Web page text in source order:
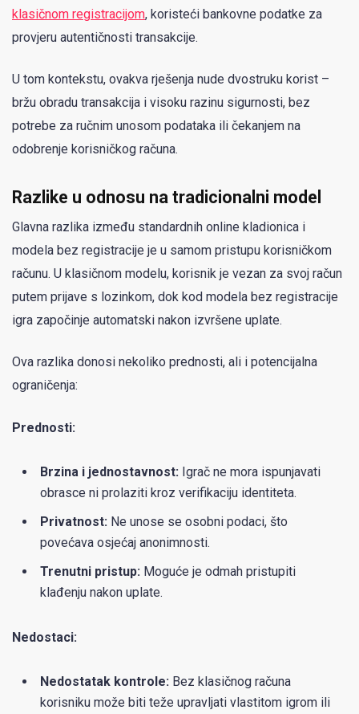
klasičnom registracijom, koristeći bankovne podatke za
provjeru autentičnosti transakcije.
U tom kontekstu, ovakva rješenja nude dvostruku korist –
bržu obradu transakcija i visoku razinu sigurnosti, bez
potrebe za ručnim unosom podataka ili čekanjem na
odobrenje korisničkog računa.
Razlike u odnosu na tradicionalni model
Glavna razlika između standardnih online kladionica i
modela bez registracije je u samom pristupu korisničkom
računu. U klasičnom modelu, korisnik je vezan za svoj račun
putem prijave s lozinkom, dok kod modela bez registracije
igra započinje automatski nakon izvršene uplate.
Ova razlika donosi nekoliko prednosti, ali i potencijalna
ograničenja:
Prednosti:
Brzina i jednostavnost: Igrač ne mora ispunjavati
obrasce ni prolaziti kroz verifikaciju identiteta.
Privatnost: Ne unose se osobni podaci, što
povećava osjećaj anonimnosti.
Trenutni pristup: Moguće je odmah pristupiti
klađenju nakon uplate.
Nedostaci:
Nedostatak kontrole: Bez klasičnog računa
korisniku može biti teže upravljati vlastitom igrom ili